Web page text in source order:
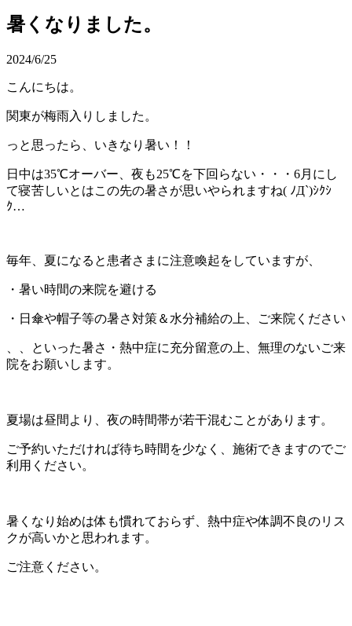
暑くなりました。
2024/6/25
こんにちは。
関東が梅雨入りしました。
っと思ったら、いきなり暑い！！
日中は35℃オーバー、夜も25℃を下回らない・・・6月にし
て寝苦しいとはこの先の暑さが思いやられますね( ﾉД`)ｼｸｼ
ｸ…
毎年、夏になると患者さまに注意喚起をしていますが、
・暑い時間の来院を避ける
・日傘や帽子等の暑さ対策＆水分補給の上、ご来院ください
、、といった暑さ・熱中症に充分留意の上、無理のないご来
院をお願いします。
夏場は昼間より、夜の時間帯が若干混むことがあります。
ご予約いただければ待ち時間を少なく、施術できますのでご
利用ください。
暑くなり始めは体も慣れておらず、熱中症や体調不良のリス
クが高いかと思われます。
ご注意ください。